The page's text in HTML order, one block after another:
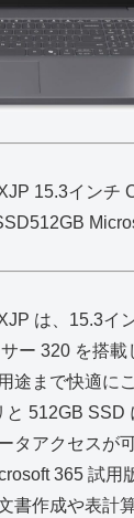
15.3インチ
は、15.3イ
ー 320 を搭載
途まで快適に
と 512GB SSD
タアクセスが
365 試用
書作成や表計